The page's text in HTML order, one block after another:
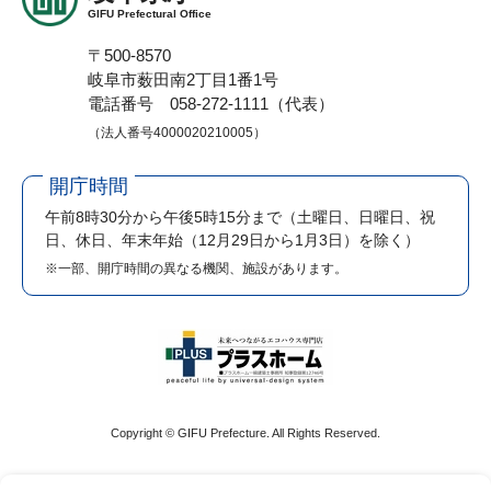
GIFU Prefectural Office
〒500-8570
岐阜市薮田南2丁目1番1号
電話番号 058-272-1111（代表）
（法人番号4000020210005）
開庁時間
午前8時30分から午後5時15分まで （土曜日、日曜日、祝
日、休日、年末年始（12月29日から1月3日）を除く）
※一部、開庁時間の異なる機関、施設があります。
Copyright © GIFU Prefecture. All Rights Reserved.